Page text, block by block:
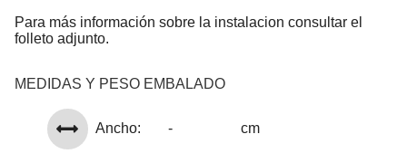
Para más información sobre la instalacion consultar el
folleto adjunto.
MEDIDAS Y PESO EMBALADO
Ancho: - cm